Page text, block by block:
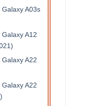
A03s
A12
A22
A22